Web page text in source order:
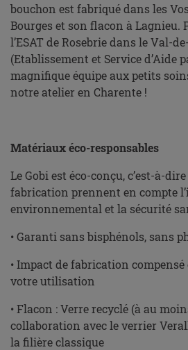
bouchon est fabriqué dans les
Bourges et son flacon à Lagnieu.
l’ESAT de Rosebrie dans le Val-
(Etablissement et Service d’Aide
magnifique équipe aux petits
notre atelier en Charente !
Matériaux éco-responsables
Le Gobi est éco-conçu, c’est-à-
fabrication prennent en compte
environnemental et la sécurité
• Garanti sans bisphénols, sans
• Impact de fabrication compensé
votre utilisation
• Flacon : Verre recyclé (à au
collaboration avec le verrier
la filière classique